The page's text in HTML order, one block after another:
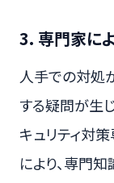
3. 専門家に
人手での対処
する疑問が生
キュリティ対
により、専門